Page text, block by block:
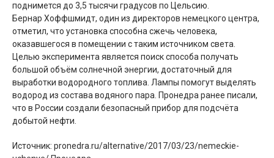
поднимется до 3,5 тысячи градусов по Цельсию.
Бернар Хоффшмидт, один из директоров немецкого центра,
отметил, что установка способна сжечь человека,
оказавшегося в помещении с таким источником света.
Целью эксперимента является поиск способа получать
большой объём солнечной энергии, достаточный для
выработки водородного топлива. Лампы помогут выделять
водород из состава водяного пара. Пронедра ранее писали,
что в России создали безопасный прибор для подсчёта
добытой нефти.
Источник: pronedra.ru/alternative/2017/03/23/nemeckie-